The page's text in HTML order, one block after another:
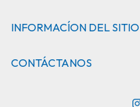
INFORMACÍON DEL SITIO
CONTÁCTANOS